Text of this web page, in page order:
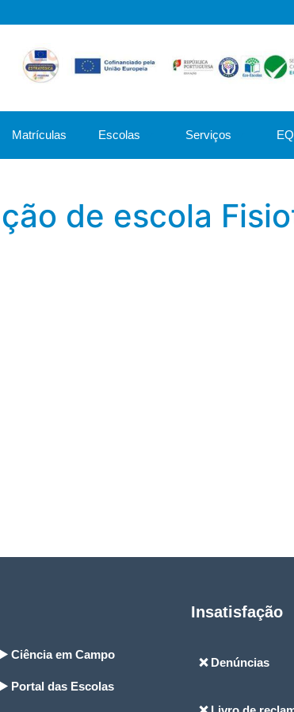
Matrículas Escolas Serviços
de escola
▶️ Ciência em Campo
▶️ Portal das Escolas
Insatisfação
❌ Denúncias